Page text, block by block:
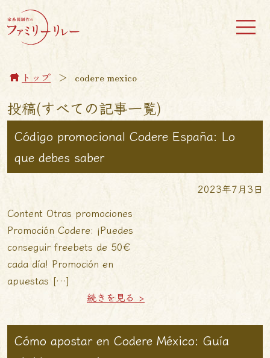
トップ ＞ codere mexico
投稿(すべての記事一覧)
Código promocional Codere España: Lo
que debes saber
2023年7月3日
Content Otras promociones
Promoción Codere: ¡Puedes
conseguir freebets de 50€
cada día! Promoción en
apuestas […]
続きを見る >
Cómo apostar en Codere México: Guía